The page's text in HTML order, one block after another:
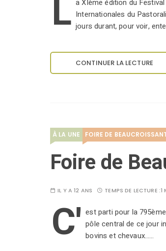
L a XIème édition du
Internationales du
jours durant, pour voir,
CONTINUER LA LECTURE
À LA UNE FOIRE DE
Foire de
IL Y A 12 ANS TEMPS DE LECTURE :1
C' est parti pour la
pôle central de ce jour
bovins et chevaux...…